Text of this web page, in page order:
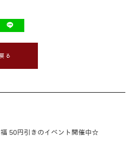
る
50円引きのイベント開催中☆